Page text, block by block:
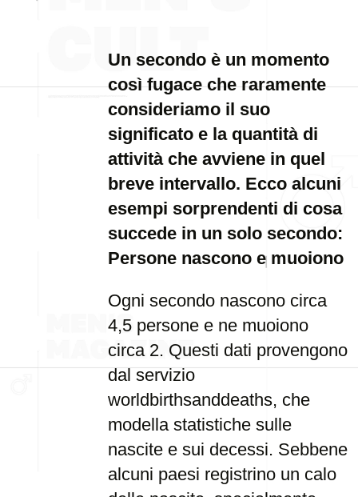
Un secondo è un momento
così fugace che raramente
consideriamo il suo
significato e la quantità di
attività che avviene in quel
breve intervallo. Ecco alcuni
esempi sorprendenti di cosa
succede in un solo secondo:
Persone nascono e muoiono
Ogni secondo nascono circa
4,5 persone e ne muoiono
circa 2. Questi dati provengono
dal servizio
worldbirthsanddeaths, che
modella statistiche sulle
nascite e sui decessi. Sebbene
alcuni paesi registrino un calo